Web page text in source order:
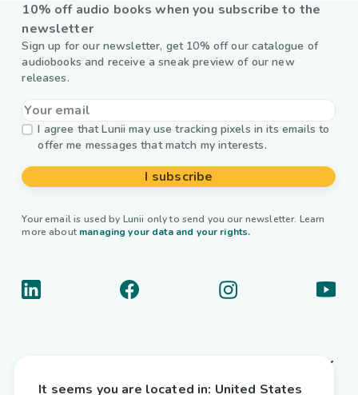
10% off audio books when you subscribe to the
newsletter
Sign up for our newsletter, get 10% off our catalogue of
audiobooks and receive a sneak preview of our new
releases.
I agree that Lunii may use tracking pixels in its emails to
offer me messages that match my interests.
I subscribe
Your email is used by Lunii only to send you our newsletter. Learn
more about managing your data and your rights.
It seems you are located in: United States